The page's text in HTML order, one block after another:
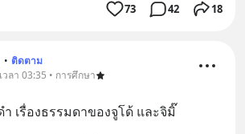
73 42 18
• ติดตาม
วลา 03:35 • การศึกษา
เรื่องธรรมดาของจูโด้ และจิมิ๊